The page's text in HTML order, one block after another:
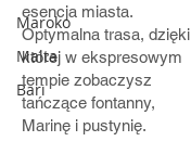
Maroko
Malta
Bari
esencja miasta.
Optymalna trasa, dzięki
której w ekspresowym
tempie zobaczysz
tańczące fontanny,
Marinę i pustynię.